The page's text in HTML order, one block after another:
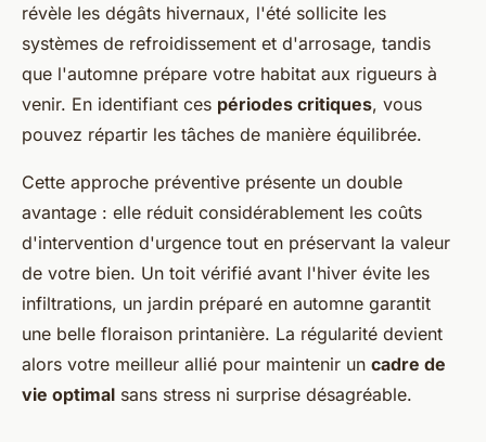
révèle les dégâts hivernaux, l'été sollicite les
systèmes de refroidissement et d'arrosage, tandis
que l'automne prépare votre habitat aux rigueurs à
venir. En identifiant ces périodes critiques, vous
pouvez répartir les tâches de manière équilibrée.
Cette approche préventive présente un double
avantage : elle réduit considérablement les coûts
d'intervention d'urgence tout en préservant la valeur
de votre bien. Un toit vérifié avant l'hiver évite les
infiltrations, un jardin préparé en automne garantit
une belle floraison printanière. La régularité devient
alors votre meilleur allié pour maintenir un cadre de
vie optimal sans stress ni surprise désagréable.